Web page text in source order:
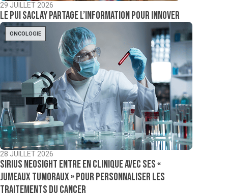
29 JUILLET 2026
Le PUI Saclay partage l’information pour innover
ONCOLOGIE
28 JUILLET 2026
Sirius NeoSight entre en clinique avec ses «
jumeaux tumoraux » pour personnaliser les
traitements du cancer